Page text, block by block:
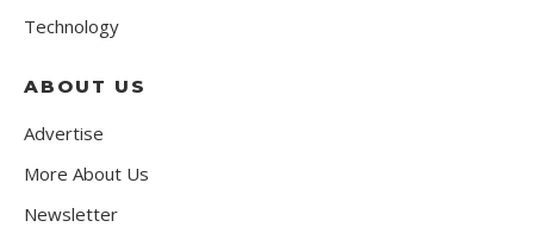
Technology
ABOUT US
Advertise
More About Us
Newsletter